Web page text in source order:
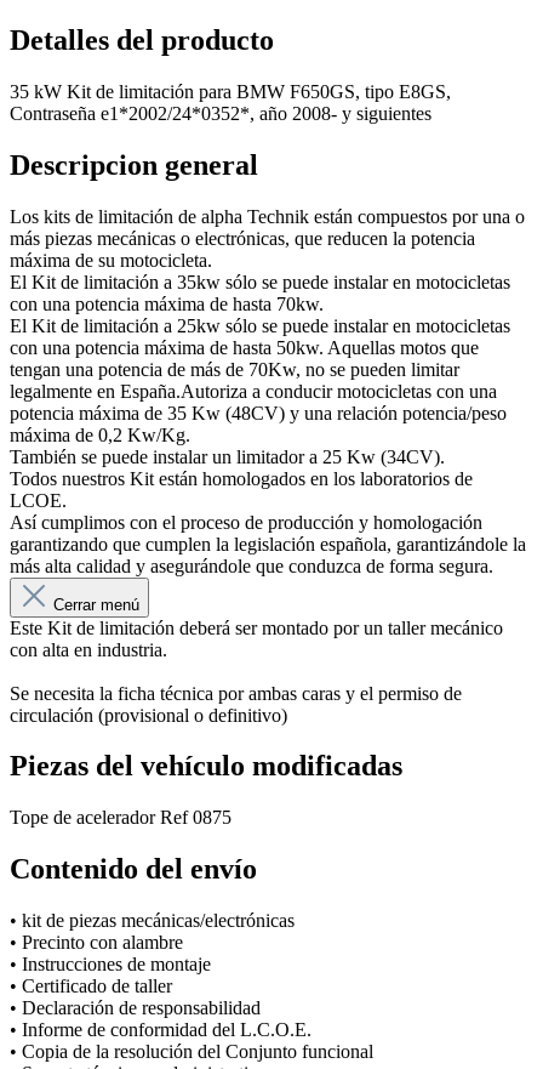
Detalles del producto
35 kW Kit de limitación para BMW F650GS, tipo E8GS,
Contraseña e1*2002/24*0352*, año 2008- y siguientes
Descripcion general
Los kits de limitación de alpha Technik están compuestos por una o
más piezas mecánicas o electrónicas, que reducen la potencia
máxima de su motocicleta.
El Kit de limitación a 35kw sólo se puede instalar en motocicletas
con una potencia máxima de hasta 70kw.
El Kit de limitación a 25kw sólo se puede instalar en motocicletas
con una potencia máxima de hasta 50kw. Aquellas motos que
tengan una potencia de más de 70Kw, no se pueden limitar
legalmente en España.Autoriza a conducir motocicletas con una
potencia máxima de 35 Kw (48CV) y una relación potencia/peso
máxima de 0,2 Kw/Kg.
También se puede instalar un limitador a 25 Kw (34CV).
Todos nuestros Kit están homologados en los laboratorios de
LCOE.
Así cumplimos con el proceso de producción y homologación
garantizando que cumplen la legislación española, garantizándole la
más alta calidad y asegurándole que conduzca de forma segura.
Cerrar menú
Este Kit de limitación deberá ser montado por un taller mecánico
con alta en industria.
Se necesita la ficha técnica por ambas caras y el permiso de
circulación (provisional o definitivo)
Piezas del vehículo modificadas
Tope de acelerador Ref 0875
Contenido del envío
• kit de piezas mecánicas/electrónicas
• Precinto con alambre
• Instrucciones de montaje
• Certificado de taller
• Declaración de responsabilidad
• Informe de conformidad del L.C.O.E.
• Copia de la resolución del Conjunto funcional